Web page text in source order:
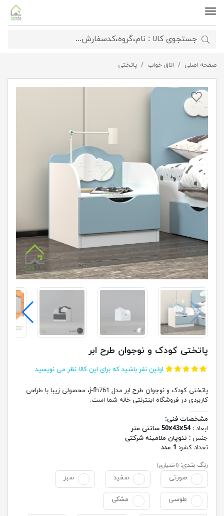
صفحه اصلی اتاق خواب پاتختی
پاتختی کودک و نوجوان طرح ابر
پاتختی کودک و نوجوان طرح ابر
اولین نفر باشید که برای این کالا نظر می نویسید
پاتختی کودک و نوجوان طرح ابر مدل j-fh761، محصولی زیبا با طراحی
کاربردی در فروشگاه اینترنتی خانه شما است.
______
مشخصات فنی:
ابعاد :50x43x54 سانتی متر
جنس : نئوپان ملامینه شرکتی
تعداد کشو: 1 عدد
رنگ بندی: (اختیاری)
صورتی سفید سبز
طوسی مشکی